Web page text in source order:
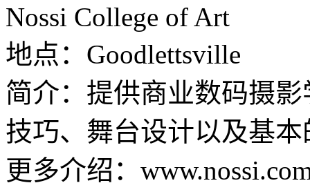
Nossi College of Art
地点：Goodlettsville
简介：提供商业数码摄
技巧、舞台设计以及基本
更多介绍：